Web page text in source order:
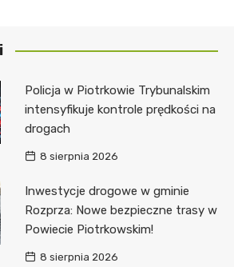
Policja w Piotrkowie Trybunalskim
intensyfikuje kontrole prędkości na
drogach
8 sierpnia 2026
Inwestycje drogowe w gminie
Rozprza: Nowe bezpieczne trasy w
Powiecie Piotrkowskim!
8 sierpnia 2026